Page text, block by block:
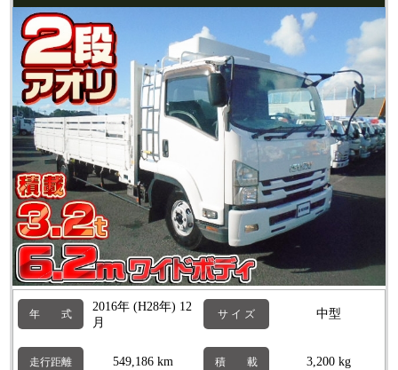
年 式
2016年 (H28年) 12
月
サ イ ズ 中型
走行距離 549,186 km 積 載 3,200 kg